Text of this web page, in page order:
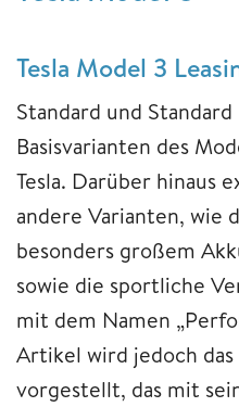
Tesla Model 3
Standard und
Basisvarianten des
Tesla. Darüber hinaus
andere Varianten, wie
besonders großem
sowie die sportliche
mit dem Namen
Artikel wird jedoch
vorgestellt, das mit